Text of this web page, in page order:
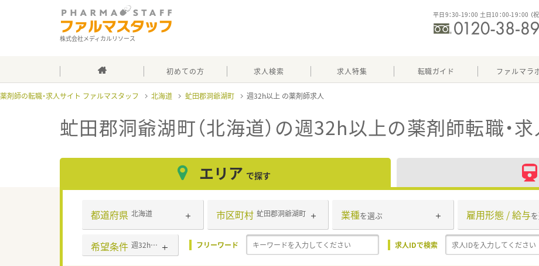
株式会社メディカルリソース
平日9：30-19：00 土日10：00-19：00 （
初めての方 求人検索 求人特集 転職ガイド ファルマラ
薬剤師の転職・求人サイト ファルマスタッフ 北海道 虻田郡洞爺湖町 週32h以上
虻田郡洞爺湖町（北海道）の週32h以上の薬剤師転職・
エリア で探す
都道府県 北海道 市区町村 虻田郡洞爺湖町 業種を選ぶ 雇用形態 / 給与
希望条件 週32h以上 フリーワード 求人IDで検索